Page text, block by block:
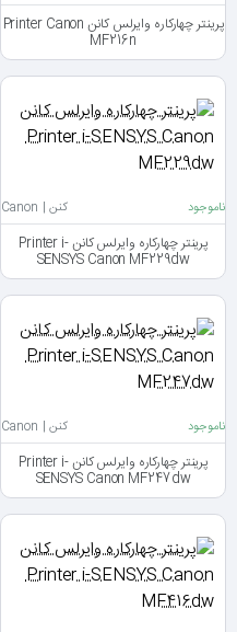
پرینتر چهارکاره وایرلس کانن Printer Canon
MF216n
ناموجود کنن | Canon
پرینتر چهارکاره وایرلس کانن Printer i-
SENSYS Canon MF229dw
ناموجود کنن | Canon
پرینتر چهارکاره وایرلس کانن Printer i-
SENSYS Canon MF247dw